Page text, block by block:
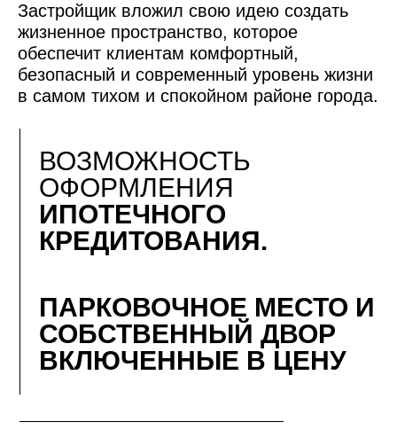
Застройщик вложил свою идею создать
жизненное пространство, которое
обеспечит клиентам комфортный,
безопасный и современный уровень жизни
в самом тихом и спокойном районе города.
ВОЗМОЖНОСТЬ
ОФОРМЛЕНИЯ
ИПОТЕЧНОГО
КРЕДИТОВАНИЯ.
ПАРКОВОЧНОЕ МЕСТО И
СОБСТВЕННЫЙ ДВОР
ВКЛЮЧЕННЫЕ В ЦЕНУ